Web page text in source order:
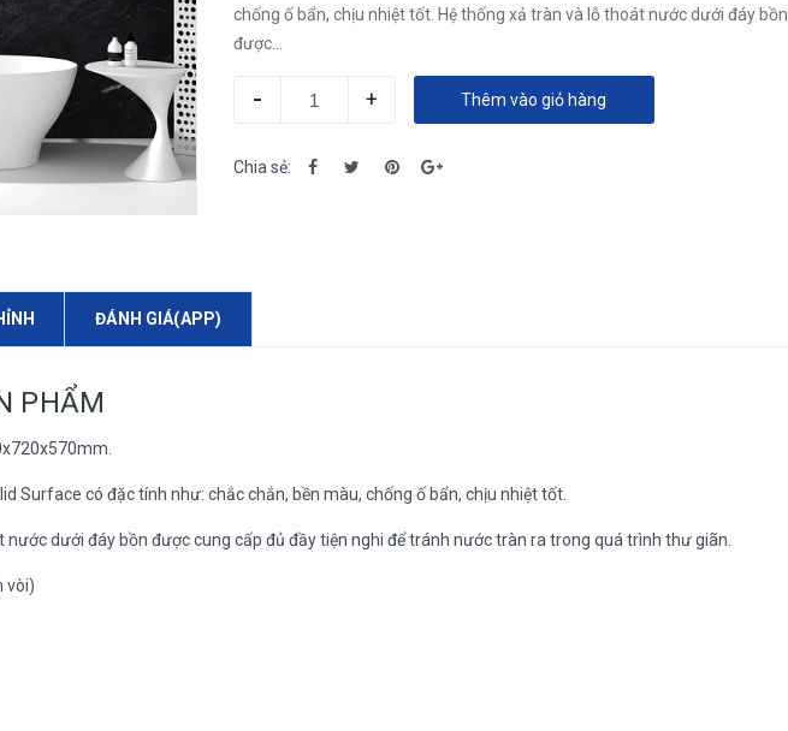
chống ố bẩn, chịu nhiệt tốt. Hệ thống xả tràn và lỗ thoát nước dưới đáy bồn
được...
- + Thêm vào giỏ hàng
Chia sẻ:
ĐÁNH GIÁ(APP)
PHẨM
Surface có đặc tính như: chắc chắn, bền màu, chống ố bẩn, chịu nhiệt tốt.
nước dưới đáy bồn được cung cấp đủ đầy tiện nghi để tránh nước tràn ra trong quá trình thư giãn.
vòi)